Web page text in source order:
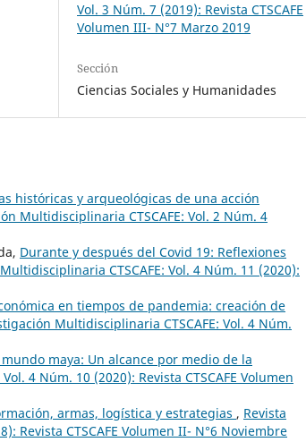
Vol. 3 Núm. 7 (2019): Revista CTSCAFE
Volumen III- N°7 Marzo 2019
Sección
Ciencias Sociales y Humanidades
históricas y arqueológicas de una acción
Multidisciplinaria CTSCAFE: Vol. 2 Núm. 4
Durante y después del Covid 19: Reflexiones
CTSCAFE: Vol. 4 Núm. 11 (2020):
en tiempos de pandemia: creación de
Multidisciplinaria CTSCAFE: Vol. 4 Núm.
maya: Un alcance por medio de la
4 Núm. 10 (2020): Revista CTSCAFE Volumen
armas, logística y estrategias , Revista
Revista CTSCAFE Volumen II- N°6 Noviembre